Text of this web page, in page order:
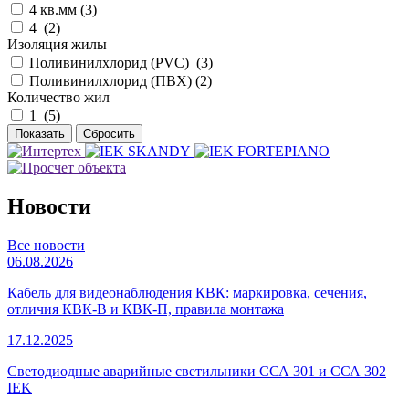
4 кв.мм (3)
4 (2)
Изоляция жилы
Поливинилхлорид (PVC) (3)
Поливинилхлорид (ПВХ) (2)
Количество жил
1 (5)
Новости
Все новости
06.08.2026
Кабель для видеонаблюдения КВК: маркировка, сечения,
отличия КВК-В и КВК-П, правила монтажа
17.12.2025
Светодиодные аварийные светильники ССА 301 и ССА 302
IEK